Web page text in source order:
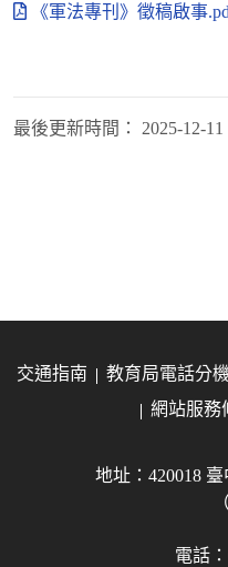
《軍法專刊》徵稿啟事
最後更新時間： 2025-12-11
交通指南 教育局電話分
網站服務
地址：420018
電話